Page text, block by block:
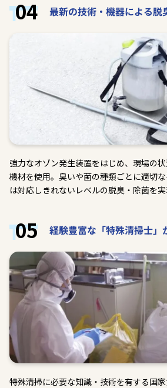
04 最新の技術・機器による脱
強力なオゾン発生装置をはじめ、現場の
機材を使用。臭いや菌の種類ごとに適切
は対応しきれないレベルの脱臭・除菌を実
05 経験豊富な「特殊清掃士」
特殊清掃に必要な知識・技術を有する国